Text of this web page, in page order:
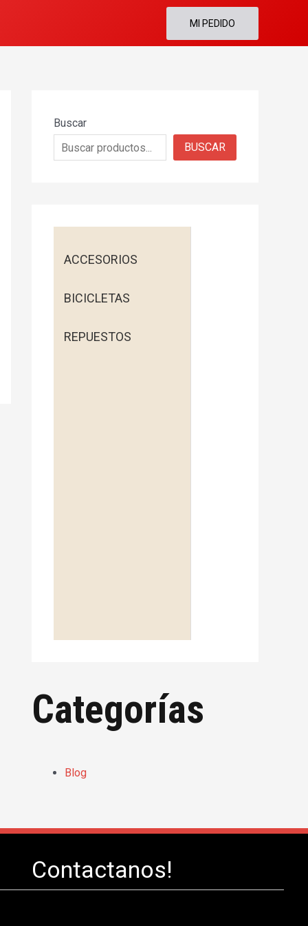
MI PEDIDO
Buscar
BUSCAR
ACCESORIOS
BICICLETAS
REPUESTOS
Categorías
Blog
Contactanos!